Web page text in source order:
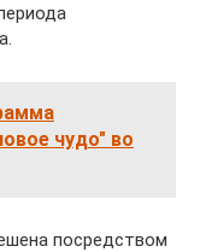
чудо" во
посредством